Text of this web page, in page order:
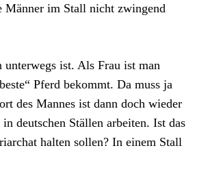
im Stall nicht zwingend
ist. Als Frau ist man
Pferd bekommt. Da muss ja
des Mannes ist dann doch wieder
deutschen Ställen arbeiten. Ist das
halten sollen? In einem Stall